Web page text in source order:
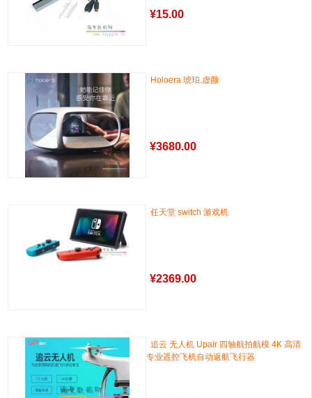
¥15.00
Holoera 琥珀.虚颜
¥3680.00
任天堂 switch 游戏机
¥2369.00
追云 无人机 Upair 四轴航拍航模 4K 高清
专业遥控飞机自动返航飞行器